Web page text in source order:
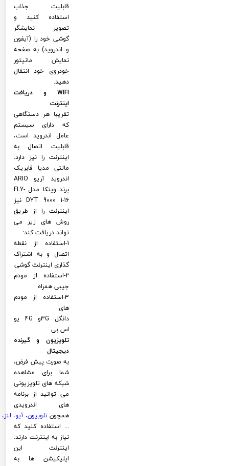
قابلیت جذاب
استفاده کنید و
تصویر نمایشگر
گوشی خود را (آیفون
و اندروید) به صفحه
نمایش مانیتور
خودروی خود انتقال
دهید.
WIFI و دریافت
اینترنت
تقریبا هر دستگاهی
که دارای سیستم
عامل اندروید است،
قابلیت اتصال به
اینترنت را نیز دارد.
مالتی مدیا فابریک
اندروید آریو ARIO
برند وینکا مدل FLY-
DYT 9000 1-16 نیز
اینترنت را از طریق
روش های زیر می
تواند دریافت کند:
1-استفاده از نقطه
اتصال و به اشتراک
گذاری اینترنت گوشی
2-استفاده از مودم
جیبی همراه
3-استفاده از مودم
های
دانگل 3Gو 4G یو
اس بی
تلویزیون و گیرنده
دیجیتال
به صورت پیش فرض،
شما برای مشاهده
شبکه های تلویزیونی
می توانید از برنامه
های اندرویدی
همچون تلوبیون، آیو، لنز،
... استفاده کنید که
نیاز به اینترنت دارند.
اینترنت این
اپلیکیشن ها به